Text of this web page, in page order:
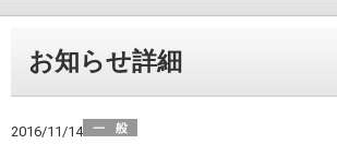
お知らせ詳細
2016/11/14